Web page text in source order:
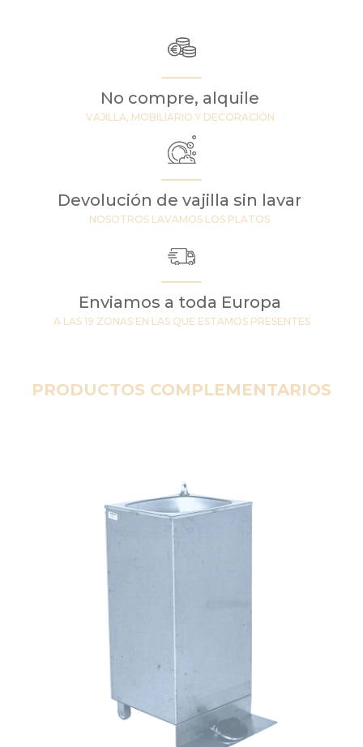
No compre, alquile
VAJILLA, MOBILIARIO Y DECORACIÓN
Devolución de vajilla sin lavar
NOSOTROS LAVAMOS LOS PLATOS
Enviamos a toda Europa
A LAS 19 ZONAS EN LAS QUE ESTAMOS PRESENTES
PRODUCTOS COMPLEMENTARIOS